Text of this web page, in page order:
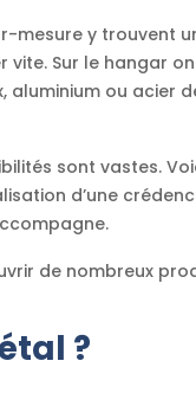
mesure y trouvent
Sur le hangar
aluminium ou
sont vastes.
d’une
de nombreux
?